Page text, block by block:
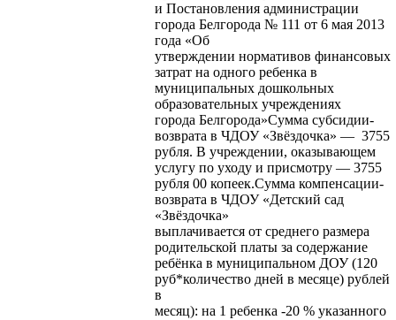
и Постановления администрации
города Белгорода № 111 от 6 мая 2013
года «Об
утверждении нормативов финансовых
затрат на одного ребенка в
муниципальных дошкольных
образовательных учреждениях
города Белгорода»Сумма субсидии-
возврата в ЧДОУ «Звёздочка» — 3755
рубля. В учреждении, оказывающем
услугу по уходу и присмотру — 3755
рубля 00 копеек.Сумма компенсации-
возврата в ЧДОУ «Детский сад
«Звёздочка»
выплачивается от среднего размера
родительской платы за содержание
ребёнка в муниципальном ДОУ (120
руб*количество дней в месяце) рублей
в
месяц): на 1 ребенка -20 % указанного